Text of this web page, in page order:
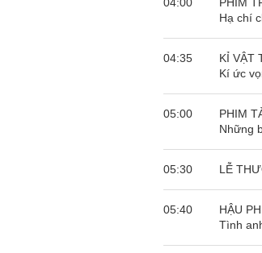
04:00
PHIM
Hạ chí
04:35
KỈ VẬT
Kí ức
05:00
PHIM
Những
05:30 LỄ
05:40
HẬU
Tình
NHỮNG
NHỮNG
CHUYỆN
TÔI VIẾT